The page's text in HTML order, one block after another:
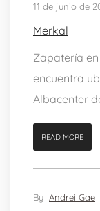
11 de junio de
Merkal
Zapatería
encuentra
Albacenter
READ MORE
By Andrei Gae